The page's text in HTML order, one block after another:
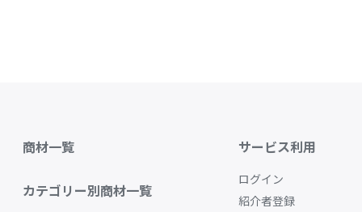
商材一覧
カテゴリー別商材一覧
サービス利用
ログイン
紹介者登録